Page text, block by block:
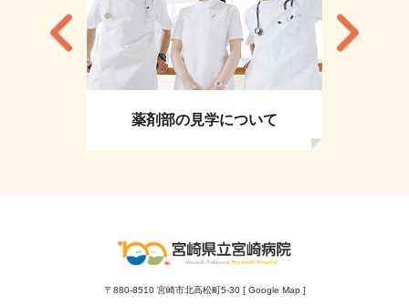
薬剤部の見学について
〒880-8510 宮崎市北高松町5-30 [ Google Map]